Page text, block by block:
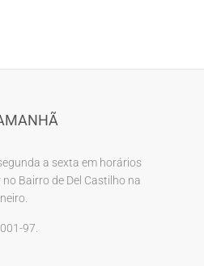
a sexta em horários
Bairro de Del Castilho na
97.